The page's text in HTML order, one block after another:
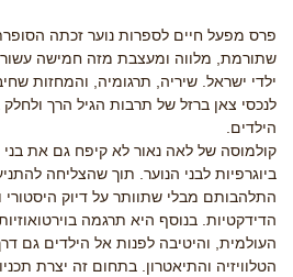
פרס מפעל חיים לספרות נוער זכתה
שתורמת, מלווה ומעצבת מזה חמישה
ילדי ישראל. שיריה, תרגומיה, והמחזות
לנכסי צאן ברזל של תרבות הגיל הרך
הילדים.
קולמוסה של לאה נאור לא קיפח גם את בני
ביוגרפיות לבני הנוער. תוך שהצליחה
התלהבותם מבלי שתוותר על דיוק
הדידקטיות. בנוסף היא תרגמה
העולמית, והיטיבה לפנות אל הילדים גם
הטלוויזיה והתיאטרון. בתחום זה יצרת